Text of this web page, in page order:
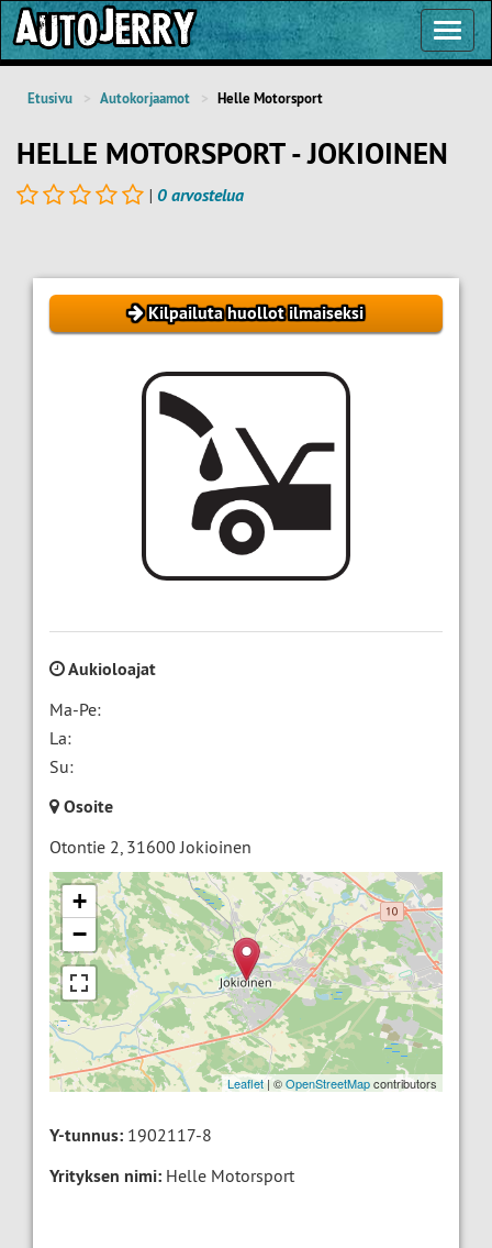
Etusivu Autokorjaamot Helle Motorsport
HELLE MOTORSPORT - JOKIOINEN
| 0 arvostelua
Kilpailuta huollot ilmaiseksi
Aukioloajat
Ma-Pe:
La:
Su:
Osoite
Otontie 2, 31600 Jokioinen
+
−
Leaflet | ©OpenStreetMapcontributors
Y-tunnus: 1902117-8
Yrityksen nimi: Helle Motorsport